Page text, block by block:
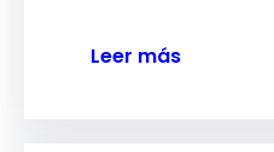
Leer más